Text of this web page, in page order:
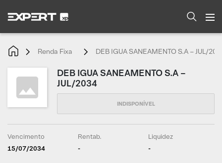
Renda Fixa DEB IGUA SANEAMENTO S.A – JUL/
DEB IGUA SANEAMENTO S.A –
JUL/2034
Vencimento
15/07/2034
Rentab.
-
Liquidez
-